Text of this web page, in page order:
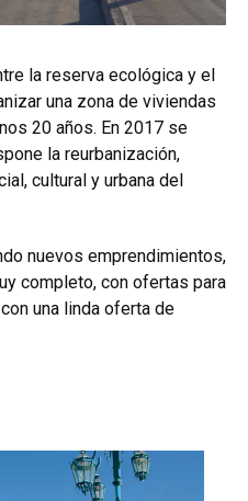
la reserva ecológica y el
una zona de viviendas
20 años. En 2017 se
la reurbanización,
cultural y urbana del
nuevos emprendimientos,
completo, con ofertas para
una linda oferta de